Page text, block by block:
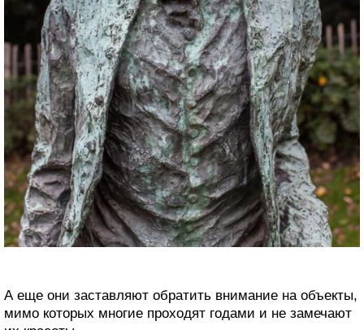
А еще они заставляют обратить внимание на объекты,
мимо которых многие проходят годами и не замечают